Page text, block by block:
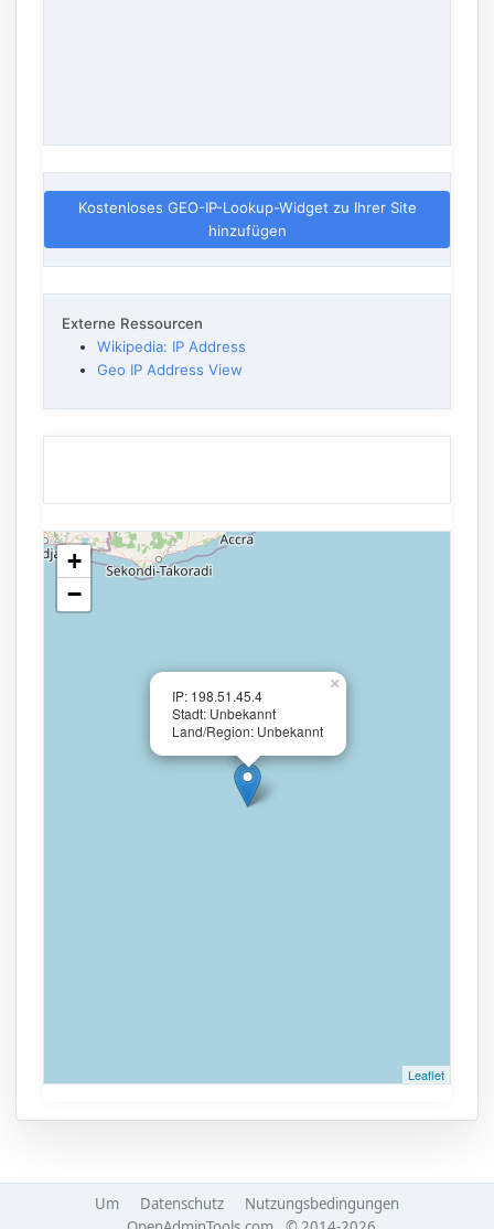
Kostenloses GEO-IP-Lookup-Widget zu Ihrer Site
hinzufügen
Externe Ressourcen
Wikipedia: IP Address
Geo IP Address View
IP: 198.51.45.4
Stadt: Unbekannt
Land/Region: Unbekannt
×
+
−
Leaflet
Um Datenschutz
Nutzungsbedingungen